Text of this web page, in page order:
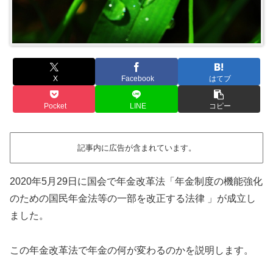
X Facebook はてブ
Pocket LINE コピー
記事内に広告が含まれています。
2020年5月29日に国会で年金改革法「年金制度の機能強化
のための国民年金法等の一部を改正する法律 」が成立し
ました。
この年金改革法で年金の何が変わるのかを説明します。